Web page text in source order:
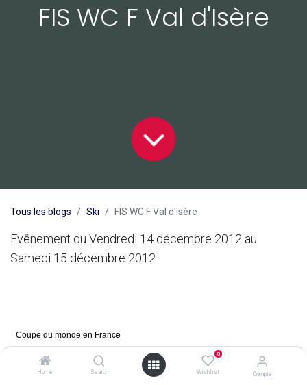
Home Search
0
Wishlist Compte
FIS WC F Val d'Isère
Tous les blogs Ski FIS WC F Val d'Isère
Evênement du Vendredi 14 décembre 2012 au
Samedi 15 décembre 2012
Coupe du monde en France
Femme